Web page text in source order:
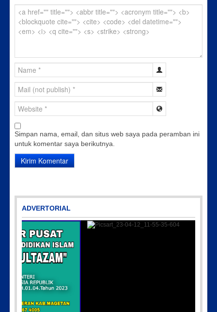
Simpan nama, email, dan situs web saya pada peramban ini
untuk komentar saya berikutnya.
ADVERTORIAL